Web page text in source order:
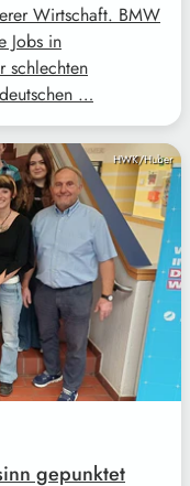
Wirtschaft. BMW
Jobs in
schlechten
…
HWK/Huber
gepunktet